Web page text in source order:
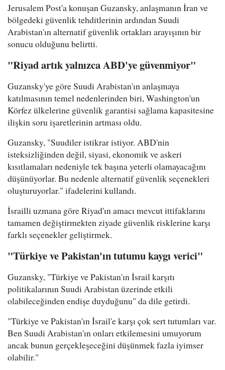
Jerusalem Post'a konuşan Guzansky, anlaşmanın İran ve
bölgedeki güvenlik tehditlerinin ardından Suudi
Arabistan'ın alternatif güvenlik ortakları arayışının bir
sonucu olduğunu belirtti.
"Riyad artık yalnızca ABD'ye güvenmiyor"
Guzansky'ye göre Suudi Arabistan'ın anlaşmaya
katılmasının temel nedenlerinden biri, Washington'un
Körfez ülkelerine güvenlik garantisi sağlama kapasitesine
ilişkin soru işaretlerinin artması oldu.
Guzansky, "Suudiler istikrar istiyor. ABD'nin
isteksizliğinden değil, siyasi, ekonomik ve askeri
kısıtlamaları nedeniyle tek başına yeterli olamayacağını
düşünüyorlar. Bu nedenle alternatif güvenlik seçenekleri
oluşturuyorlar." ifadelerini kullandı.
İsrailli uzmana göre Riyad'ın amacı mevcut ittifaklarını
tamamen değiştirmekten ziyade güvenlik risklerine karşı
farklı seçenekler geliştirmek.
"Türkiye ve Pakistan'ın tutumu kaygı verici"
Guzansky, "Türkiye ve Pakistan'ın İsrail karşıtı
politikalarının Suudi Arabistan üzerinde etkili
olabileceğinden endişe duyduğunu" da dile getirdi.
"Türkiye ve Pakistan'ın İsrail'e karşı çok sert tutumları var.
Ben Suudi Arabistan'ın onları etkilemesini umuyorum
ancak bunun gerçekleşeceğini düşünmek fazla iyimser
olabilir."